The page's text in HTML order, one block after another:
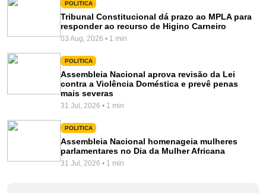
POLITICA
Tribunal Constitucional dá prazo ao MPLA para
responder ao recurso de Higino Carneiro
03 Aug, 2026 • 1 min
POLITICA
Assembleia Nacional aprova revisão da Lei
contra a Violência Doméstica e prevê penas
mais severas
31 Jul, 2026 • 1 min
POLITICA
Assembleia Nacional homenageia mulheres
parlamentares no Dia da Mulher Africana
31 Jul, 2026 • 1 min